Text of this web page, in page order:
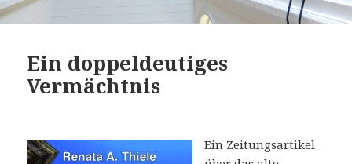
Ein doppeldeutiges
Vermächtnis
Ein Zeitungsartikel